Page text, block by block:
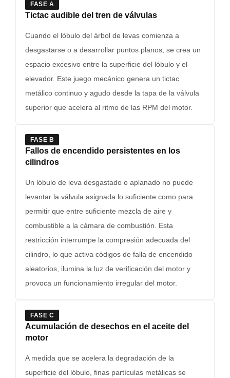
FASE A
Tictac audible del tren de válvulas
Cuando el lóbulo del árbol de levas comienza a
desgastarse o a desarrollar puntos planos, se crea un
espacio excesivo entre la superficie del lóbulo y el
elevador. Este juego mecánico genera un tictac
metálico continuo y agudo desde la tapa de la válvula
superior que acelera al ritmo de las RPM del motor.
FASE B
Fallos de encendido persistentes en los
cilindros
Un lóbulo de leva desgastado o aplanado no puede
levantar la válvula asignada lo suficiente como para
permitir que entre suficiente mezcla de aire y
combustible a la cámara de combustión. Esta
restricción interrumpe la compresión adecuada del
cilindro, lo que activa códigos de falla de encendido
aleatorios, ilumina la luz de verificación del motor y
provoca un funcionamiento irregular del motor.
FASE C
Acumulación de desechos en el aceite del
motor
A medida que se acelera la degradación de la
superficie del lóbulo, finas partículas metálicas se